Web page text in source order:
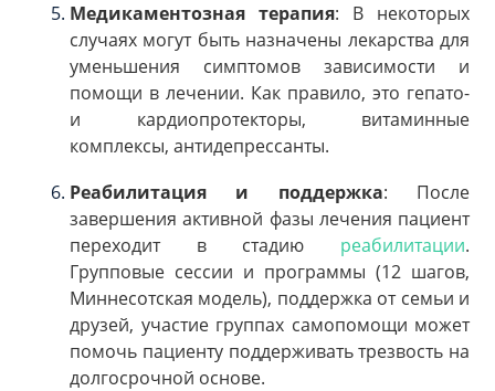
Медикаментозная терапия: В некоторых
случаях могут быть назначены лекарства для
уменьшения симптомов зависимости и
помощи в лечении. Как правило, это гепато-
и кардиопротекторы, витаминные
комплексы, антидепрессанты.
Реабилитация и поддержка: После
завершения активной фазы лечения пациент
переходит в стадию реабилитации.
Групповые сессии и программы (12 шагов,
Миннесотская модель), поддержка от семьи и
друзей, участие группах самопомощи может
помочь пациенту поддерживать трезвость на
долгосрочной основе.